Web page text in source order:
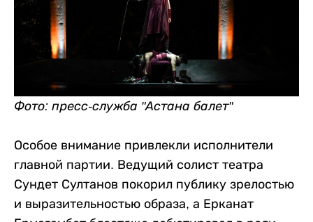
Фото: пресс-служба "Астана балет"
Особое внимание привлекли исполнители
главной партии. Ведущий солист театра
Сундет Султанов покорил публику зрелостью
и выразительностью образа, а Ерканат